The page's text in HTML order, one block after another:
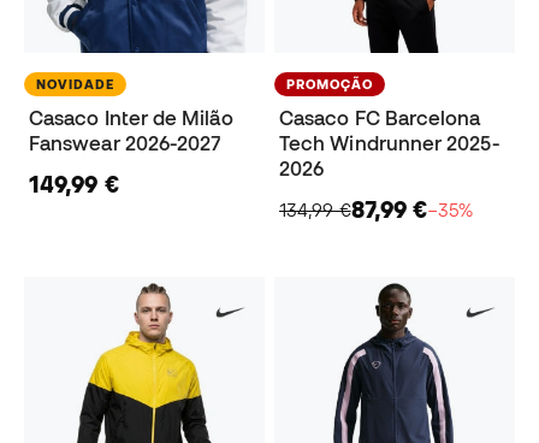
NOVIDADE
Casaco Inter de Milão
Fanswear 2026-2027
149,99 €
PROMOÇÃO
Casaco FC Barcelona
Tech Windrunner 2025-
2026
134,99 €87,99 €−35%